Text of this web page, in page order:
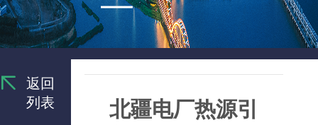
返回
列表
北疆电厂热源引